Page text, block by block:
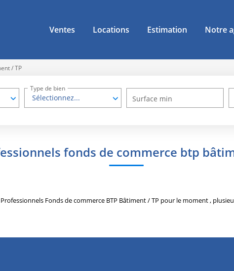
Ventes Locations Estimation Notre
/ TP
Sélectionnez...
Type de bien
Surface min
fonds de commerce btp
Fonds de commerce BTP Bâtiment / TP pour le moment ,